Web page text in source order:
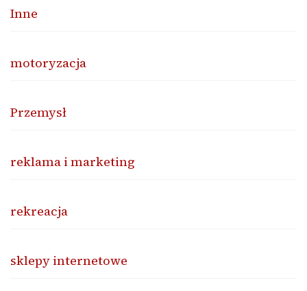
Inne
motoryzacja
Przemysł
reklama i marketing
rekreacja
sklepy internetowe